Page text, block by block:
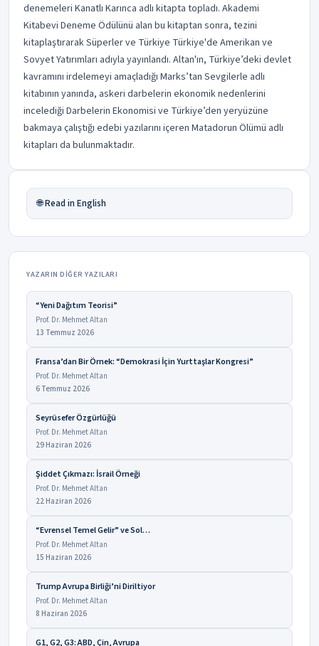
denemeleri Kanatlı Karınca adlı kitapta topladı. Akademi
Kitabevi Deneme Ödülünü alan bu kitaptan sonra, tezini
kitaplaştırarak Süperler ve Türkiye Türkiye'de Amerikan ve
Sovyet Yatırımları adıyla yayınlandı. Altan'ın, Türkiye’deki devlet
kavramını irdelemeyi amaçladığı Marks’tan Sevgilerle adlı
kitabının yanında, askeri darbelerin ekonomik nedenlerini
incelediği Darbelerin Ekonomisi ve Türkiye’den yeryüzüne
bakmaya çalıştığı edebi yazılarını içeren Matadorun Ölümü adlı
kitapları da bulunmaktadır.
🌐 Read in English
YAZARIN DIĞER YAZILARI
“Yeni Dağıtım Teorisi”
Prof. Dr. Mehmet Altan
13 Temmuz 2026
Fransa’dan Bir Örnek: “Demokrasi İçin Yurttaşlar Kongresi”
Prof. Dr. Mehmet Altan
6 Temmuz 2026
Seyrüsefer Özgürlüğü
Prof. Dr. Mehmet Altan
29 Haziran 2026
Şiddet Çıkmazı: İsrail Örneği
Prof. Dr. Mehmet Altan
22 Haziran 2026
“Evrensel Temel Gelir” ve Sol…
Prof. Dr. Mehmet Altan
15 Haziran 2026
Trump Avrupa Birliği’ni Diriltiyor
Prof. Dr. Mehmet Altan
8 Haziran 2026
G1, G2, G3: ABD, Çin, Avrupa